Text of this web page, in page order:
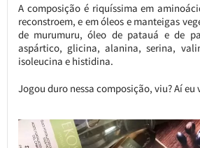
A composição é riquíssima em
reconstroem, e em óleos e manteigas
de murumuru, óleo de patauá e de
aspártico, glicina, alanina, serina,
isoleucina e histidina.
Jogou duro nessa composição, viu? Aí eu